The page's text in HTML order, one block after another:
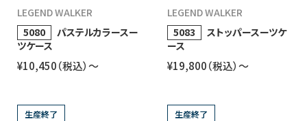
LEGEND WALKER
5080
パステルカラースー
ツケース
¥10,450（税込）〜
LEGEND WALKER
5083
ストッパースーツケ
ース
¥19,800（税込）〜
生産終了 生産終了